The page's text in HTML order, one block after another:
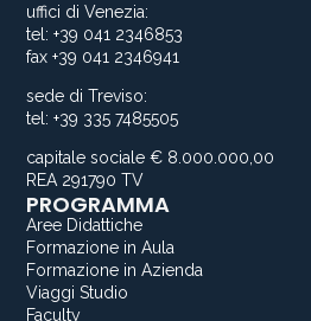
uffici di Venezia:
tel: +39 041 2346853
fax +39 041 2346941
sede di Treviso:
tel: +39 335 7485505
capitale sociale € 8.000.000,00
REA 291790 TV
PROGRAMMA
Aree Didattiche
Formazione in Aula
Formazione in Azienda
Viaggi Studio
Faculty